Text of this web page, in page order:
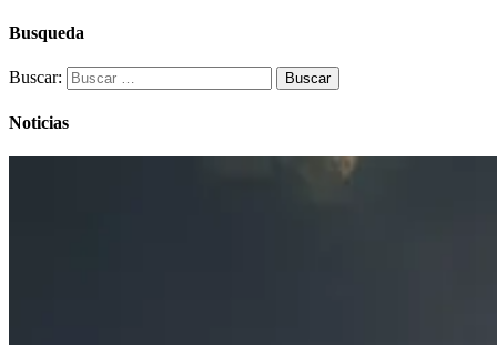
Busqueda
Buscar:
Noticias